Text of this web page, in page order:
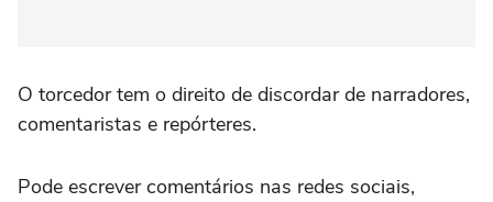
O torcedor tem o direito de discordar de narradores,
comentaristas e repórteres.
Pode escrever comentários nas redes sociais,